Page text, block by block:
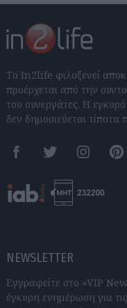
Το In2life φιλοξενεί
προέρχεται από την
του συνεργάτες. Η
δεν δημοσιεύεται τίποτα
FacebookTwitter Instagram
NEWSLETTER
Εγγραφείτε στο «VIP
έγκυρη ενημέρωση για τις